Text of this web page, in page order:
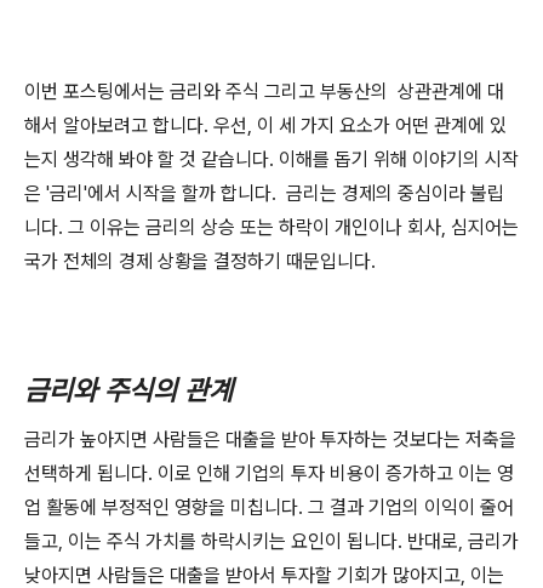
이번 포스팅에서는 금리와 주식 그리고 부동산의 상관관계에 대
해서 알아보려고 합니다. 우선, 이 세 가지 요소가 어떤 관계에 있
는지 생각해 봐야 할 것 같습니다. 이해를 돕기 위해 이야기의 시작
은 '금리'에서 시작을 할까 합니다. 금리는 경제의 중심이라 불립
니다. 그 이유는 금리의 상승 또는 하락이 개인이나 회사, 심지어는
국가 전체의 경제 상황을 결정하기 때문입니다.
금리와 주식의 관계
금리가 높아지면 사람들은 대출을 받아 투자하는 것보다는 저축을
선택하게 됩니다. 이로 인해 기업의 투자 비용이 증가하고 이는 영
업 활동에 부정적인 영향을 미칩니다. 그 결과 기업의 이익이 줄어
들고, 이는 주식 가치를 하락시키는 요인이 됩니다. 반대로, 금리가
낮아지면 사람들은 대출을 받아서 투자할 기회가 많아지고, 이는